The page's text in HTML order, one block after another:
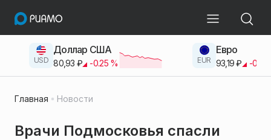
USD
Доллар США
80,93 ₽ -0.25% EUR
Евро
93,19 ₽ -0.42
Главная Новости
Врачи Подмосковья спасли